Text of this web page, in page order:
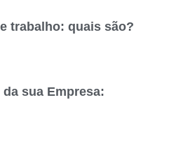
trabalho: quais são?
sua Empresa: